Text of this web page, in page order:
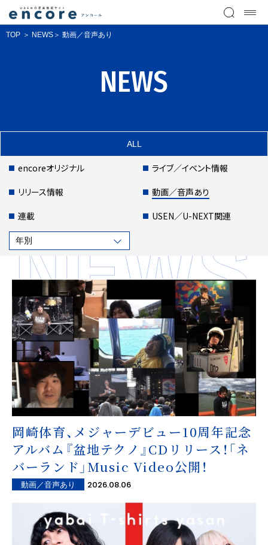
TOP NEWS 動画／音声あり
NEWS
ALL
encoreオリジナル
ライブ／イベント情報
リリース情報
動画／音声あり
連載
USEN／U-NEXT関連
岡崎体育、メジャーデビュー10周年記念
アルバム『盆地テクノ』CDリリース！「ネ
バーランド」Music Video公開！
動画／音声あり 2026.08.06